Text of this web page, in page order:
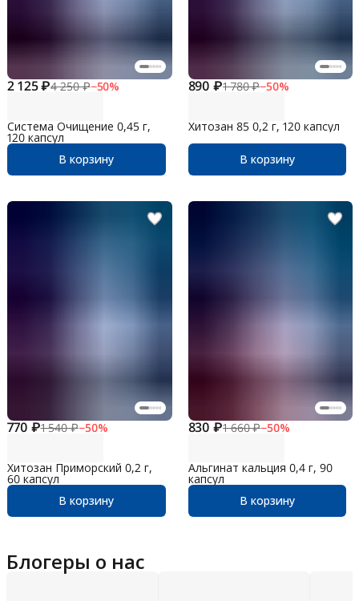
2 125 ₽4 250 ₽−50%
Система Очищение 0,45 г,
120 капсул
В корзину
890 ₽1 780 ₽−50%
Хитозан 85 0,2 г, 120 капсул
В корзину
770 ₽1 540 ₽−50%
Хитозан Приморский 0,2 г,
60 капсул
В корзину
830 ₽1 660 ₽−50%
Альгинат кальция 0,4 г, 90
капсул
В корзину
Блогеры о нас